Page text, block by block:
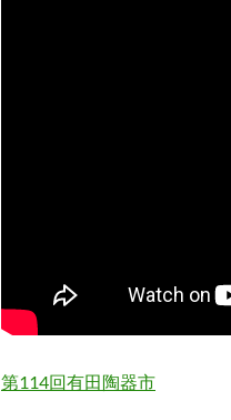
第114回有田陶器市